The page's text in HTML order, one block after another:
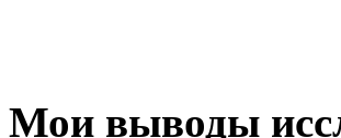
Мои выводы